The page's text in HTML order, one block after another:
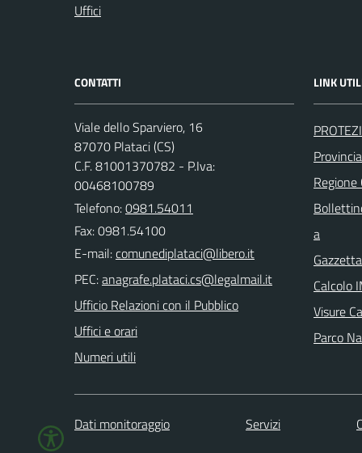
Uffici
CONTATTI
Viale dello Sparviero, 16
87070 Plataci (CS)
C.F. 81001370782 - P.Iva:
00468100789
Telefono:0981.54011
Fax: 0981.54100
E-mail:
PEC:
Ufficio Relazioni con il Pubblico
Uffici e orari
Numeri utili
LINK
Regione
a
Calcolo
Visure
Parco
Dati monitoraggio Servizi